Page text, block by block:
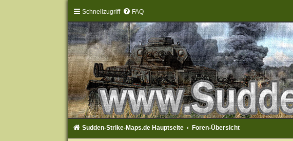
Schnellzugriff FAQ
Sudden-Strike-Maps.de Hauptseite Foren-Übersicht